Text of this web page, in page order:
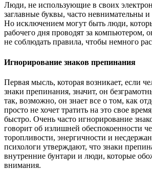
Люди, не использующие в своих
заглавные буквы, часто невнимательны
Но исключением могут быть люди,
рабочего дня проводят за компьютером,
не соблюдать правила, чтобы немного
Игнорирование знаков препинания
Первая мысль, которая возникает, если
знаки препинания, значит, он
так, возможно, он знает все о том, как
просто не хочет тратить на это свое
быстро. Очень часто игнорирование
говорит об излишней обеспокоенности
торопливости, энергичности и
психологи утверждают, что знаки
внутренние бунтари и люди, которые
внимания.